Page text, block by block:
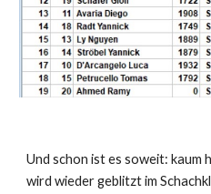
Und schon ist es soweit: kaum
wird wieder geblitzt im